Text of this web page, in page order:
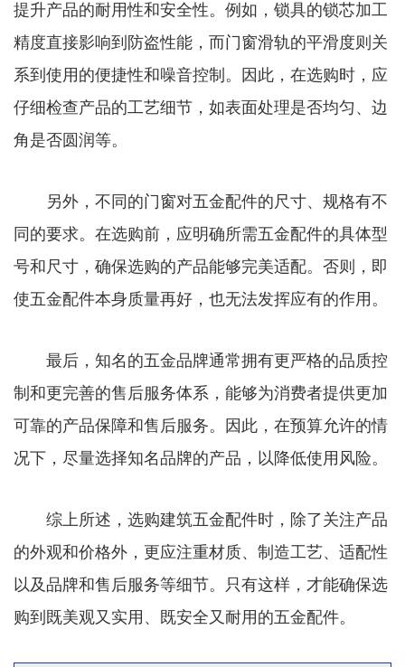
提升产品的耐用性和安全性。例如，锁具的锁芯加工
精度直接影响到防盗性能，而门窗滑轨的平滑度则关
系到使用的便捷性和噪音控制。因此，在选购时，应
仔细检查产品的工艺细节，如表面处理是否均匀、边
角是否圆润等。
另外，不同的门窗对五金配件的尺寸、规格有不
同的要求。在选购前，应明确所需五金配件的具体型
号和尺寸，确保选购的产品能够完美适配。否则，即
使五金配件本身质量再好，也无法发挥应有的作用。
最后，知名的五金品牌通常拥有更严格的品质控
制和更完善的售后服务体系，能够为消费者提供更加
可靠的产品保障和售后服务。因此，在预算允许的情
况下，尽量选择知名品牌的产品，以降低使用风险。
综上所述，选购建筑五金配件时，除了关注产品
的外观和价格外，更应注重材质、制造工艺、适配性
以及品牌和售后服务等细节。只有这样，才能确保选
购到既美观又实用、既安全又耐用的五金配件。